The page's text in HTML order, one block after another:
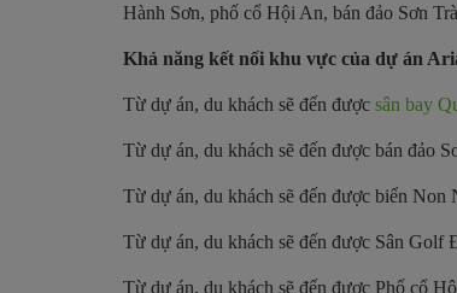
Hành Sơn, phố cổ Hội An, bán đảo Sơn
Khả năng kết nối khu vực của dự án
Từ dự án, du khách sẽ đến được sân bay
Từ dự án, du khách sẽ đến được bán đảo
Từ dự án, du khách sẽ đến được biển
Từ dự án, du khách sẽ đến được Sân Golf
Từ dự án, du khách sẽ đến được Phố cổ